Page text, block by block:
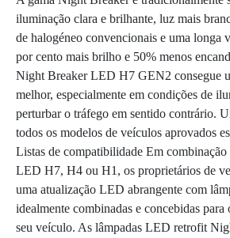
iluminação clara e brilhante, luz mais
de halogéneo convencionais e uma longa
por cento mais brilho e 50% menos
Night Breaker LED H7 GEN2 consegue
melhor, especialmente em condições de
perturbar o tráfego em sentido contrário.
todos os modelos de veículos aprovados
Listas de compatibilidade Em
LED H7, H4 ou H1, os proprietários de
uma atualização LED abrangente com
idealmente combinadas e concebidas
seu veículo. As lâmpadas LED retrofit